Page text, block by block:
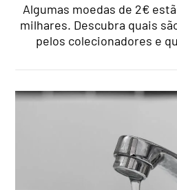
Algumas moedas de 2€
milhares. Descubra quais
pelos colecionadores e